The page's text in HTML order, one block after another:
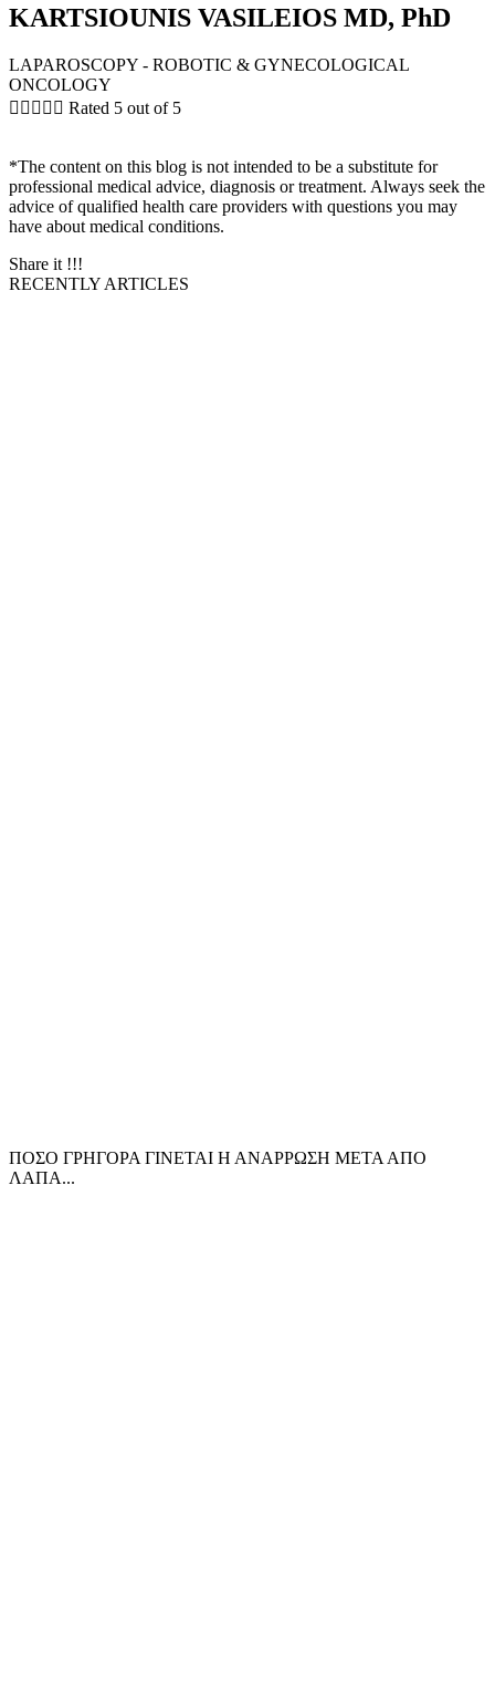
KARTSIOUNIS VASILEIOS MD, PhD
LAPAROSCOPY - ROBOTIC & GYNECOLOGICAL
ONCOLOGY
     Rated 5 out of 5
*The content on this blog is not intended to be a substitute for
professional medical advice, diagnosis or treatment. Always seek the
advice of qualified health care providers with questions you may
have about medical conditions.
Share it !!!
RECENTLY ARTICLES
ΠΟΣΟ ΓΡΗΓΟΡΑ ΓΙΝΕΤΑΙ Η ΑΝΑΡΡΩΣΗ ΜΕΤΑ ΑΠΟ
ΛΑΠΑ...